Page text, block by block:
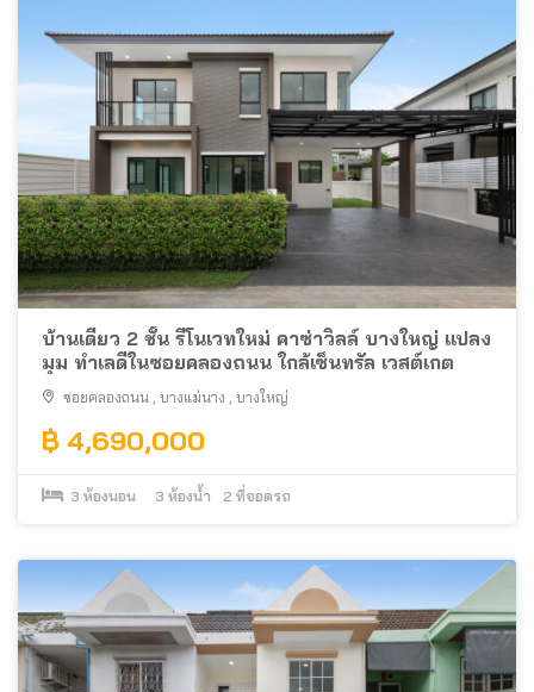
บ้านเดี่ยว 2 ชั้น รีโนเวทใหม่ คาซ่าวิลล์ บางใหญ่ แปลง
มุม ทำเลดีในซอยคลองถนน ใกล้เซ็นทรัล เวสต์เกต
ซอยคลองถนน บางแม่นาง บางใหญ่
฿ 4,690,000
3 ห้องนอน 3 ห้องน้ำ 2 ที่จอดรถ